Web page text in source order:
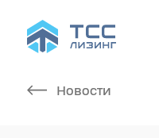
Новости